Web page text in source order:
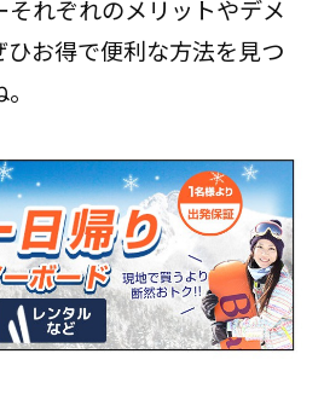
それぞれのメリットやデメ
ひお得で便利な方法を見つ